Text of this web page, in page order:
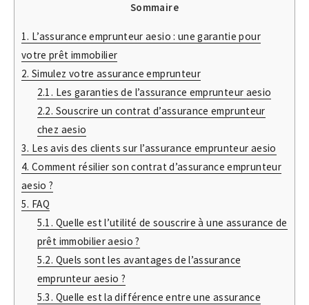
Sommaire
1. L’assurance emprunteur aesio : une garantie pour
votre prêt immobilier
2. Simulez votre assurance emprunteur
2.1. Les garanties de l’assurance emprunteur aesio
2.2. Souscrire un contrat d’assurance emprunteur
chez aesio
3. Les avis des clients sur l’assurance emprunteur aesio
4. Comment résilier son contrat d’assurance emprunteur
aesio ?
5. FAQ
5.1. Quelle est l’utilité de souscrire à une assurance de
prêt immobilier aesio ?
5.2. Quels sont les avantages de l’assurance
emprunteur aesio ?
5.3. Quelle est la différence entre une assurance